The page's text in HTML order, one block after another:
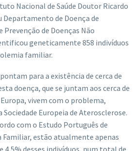
Nacional de Saúde Doutor Ricardo
Departamento de Doença de
Prevenção de Doenças Não
geneticamente 858 indivíduos
familiar.
para a existência de cerca de
doença, que se juntam aos cerca de
vivem com o problema,
Sociedade Europeia de Aterosclerose.
com o Estudo Português de
estão atualmente apenas
4,5% desses indivíduos, num total de